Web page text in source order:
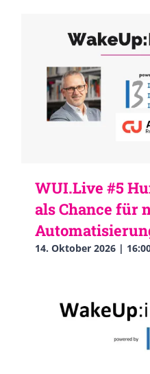
WUI.Live #5
als Chance für
14. Oktober 2026 |